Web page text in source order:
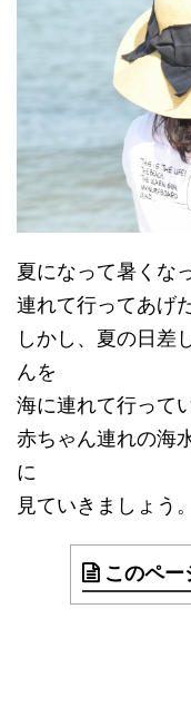
夏になって暑くな
連れて行ってあげ
しかし、夏の日差
んを
海に連れて行って
赤ちゃん連れの海
に
見ていきましょう。
このペー